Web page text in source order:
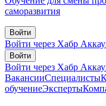
саморазвития
Войти
Войти через Хабр
Войти
Войти через Хабр
ВакансииСпециалисты
обучениеЭксперты